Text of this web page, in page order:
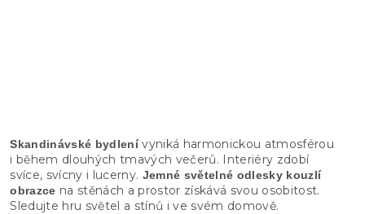
Skandinávské bydlení vyniká harmonickou atmosférou
i během dlouhých tmavých večerů. Interiéry zdobí
svíce, svícny i lucerny. Jemné světelné odlesky kouzlí
obrazce na stěnách a prostor získává svou osobitost.
Sledujte hru světel a stínů i ve svém domově.